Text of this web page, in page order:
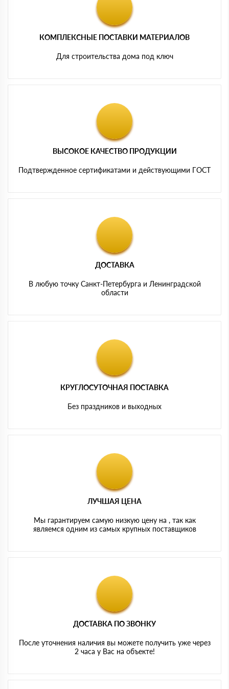
КОМПЛЕКСНЫЕ ПОСТАВКИ МАТЕРИАЛОВ
Для строительства дома под ключ
ВЫСОКОЕ КАЧЕСТВО ПРОДУКЦИИ
Подтвержденное сертификатами и действующими ГОСТ
ДОСТАВКА
В любую точку Санкт-Петербурга и Ленинградской
области
КРУГЛОСУТОЧНАЯ ПОСТАВКА
Без праздников и выходных
ЛУЧШАЯ ЦЕНА
Мы гарантируем самую низкую цену на , так как
являемся одним из самых крупных поставщиков
ДОСТАВКА ПО ЗВОНКУ
После уточнения наличия вы можете получить уже через
2 часа у Вас на объекте!